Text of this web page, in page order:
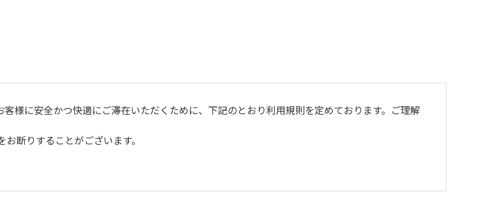
様に安全かつ快適にご滞在いただくために、下記のとおり利用規則を定めております。ご理解
断りすることがございます。